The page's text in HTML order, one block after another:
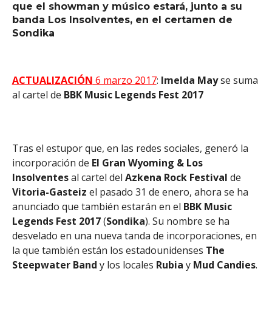
que el showman y músico estará, junto a su
banda Los Insolventes, en el certamen de
Sondika
ACTUALIZACIÓN 6 marzo 2017: Imelda Mayse suma
al cartel de BBK Music Legends Fest 2017
Tras el estupor que, en las redes sociales, generó la
incorporación de El Gran Wyoming & Los
Insolventesal cartel del Azkena Rock Festival de
Vitoria-Gasteiz el pasado 31 de enero, ahora se ha
anunciado que también estarán en el BBK Music
Legends Fest 2017(Sondika). Su nombre se ha
desvelado en una nueva tanda de incorporaciones, en
la que también están los estadounidenses The
Steepwater Band y los locales Rubia y Mud Candies.